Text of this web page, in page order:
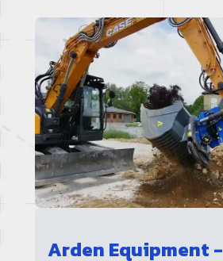
Arden Equipment -